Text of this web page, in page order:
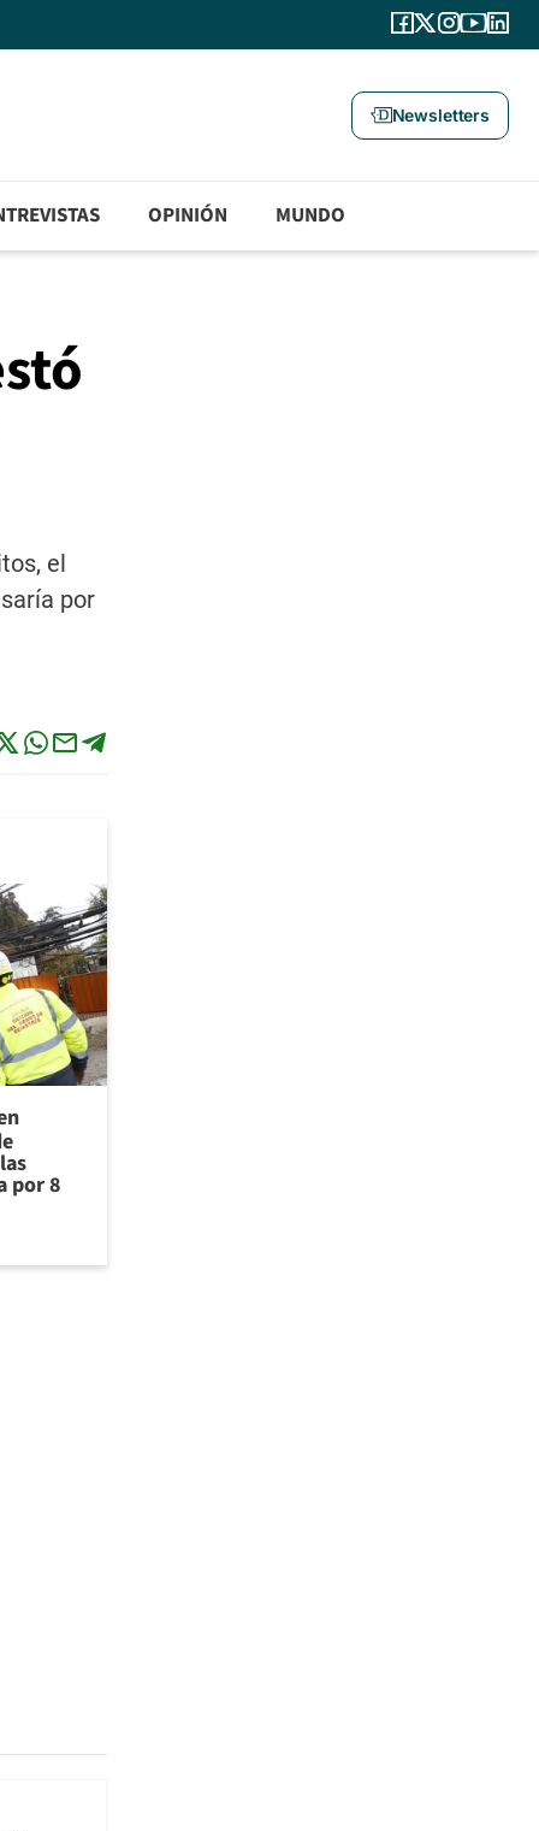
Newsletters
OPINIÓN MUNDO
el
por
por 8